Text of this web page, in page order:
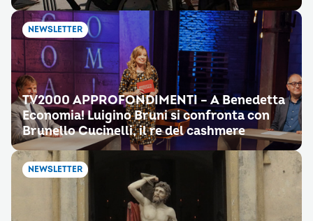
NEWSLETTER
TV2000 APPROFONDIMENTI – A Benedetta
Economia! Luigino Bruni si confronta con
Brunello Cucinelli, il re del cashmere
NEWSLETTER